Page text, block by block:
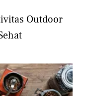
Outdoor